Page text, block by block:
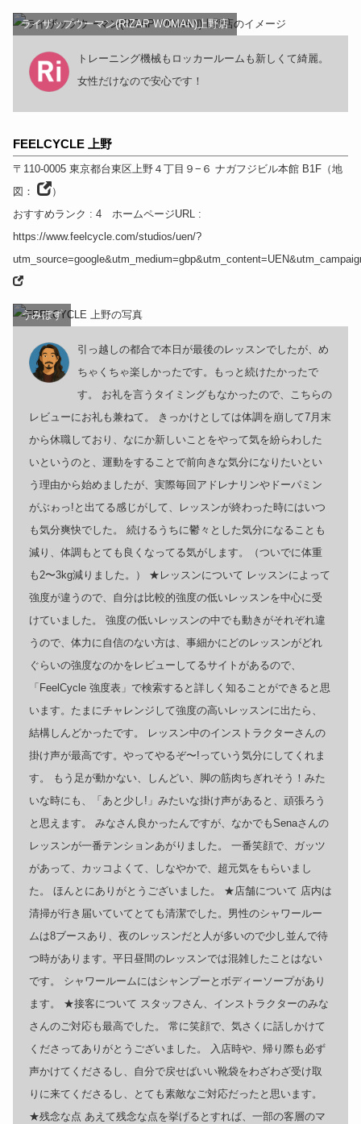
ライザップウーマン(RIZAP WOMAN)上野店
トレーニング機械もロッカールームも新しくて綺麗。
女性だけなので安心です！
FEELCYCLE 上野
〒110-0005 東京都台東区上野４丁目９−６ ナガフジビル本館 B1F（地
図：
）
おすすめランク : 4 ホームページURL:
https://www.feelcycle.com/studios/uen/?
うみぼず
引っ越しの都合で本日が最後のレッスンでしたが、め
ちゃくちゃ楽しかったです。もっと続けたかったで
す。 お礼を言うタイミングもなかったので、こちらの
レビューにお礼も兼ねて。 きっかけとしては体調を崩して7月末
から休職しており、なにか新しいことをやって気を紛らわした
いというのと、運動をすることで前向きな気分になりたいとい
う理由から始めましたが、実際毎回アドレナリンやドーパミン
がぶゎっ!と出てる感じがして、レッスンが終わった時にはいつ
も気分爽快でした。 続けるうちに鬱々とした気分になることも
減り、体調もとても良くなってる気がします。（ついでに体重
も2〜3kg減りました。） ★レッスンについて レッスンによって
強度が違うので、自分は比較的強度の低いレッスンを中心に受
けていました。 強度の低いレッスンの中でも動きがそれぞれ違
うので、体力に自信のない方は、事細かにどのレッスンがどれ
ぐらいの強度なのかをレビューしてるサイトがあるので、
「FeelCycle 強度表」で検索すると詳しく知ることができると思
います。たまにチャレンジして強度の高いレッスンに出たら、
結構しんどかったです。 レッスン中のインストラクターさんの
掛け声が最高です。やってやるぞ〜!っていう気分にしてくれま
す。 もう足が動かない、しんどい、脚の筋肉ちぎれそう！みた
いな時にも、「あと少し!」みたいな掛け声があると、頑張ろう
と思えます。 みなさん良かったんですが、なかでもSenaさんの
レッスンが一番テンションあがりました。 一番笑顔で、ガッツ
があって、カッコよくて、しなやかで、超元気をもらいまし
た。 ほんとにありがとうございました。 ★店舗について 店内は
清掃が行き届いていてとても清潔でした。男性のシャワールー
ムは8ブースあり、夜のレッスンだと人が多いので少し並んで待
つ時があります。平日昼間のレッスンでは混雑したことはない
です。 シャワールームにはシャンプーとボディーソープがあり
ます。 ★接客について スタッフさん、インストラクターのみな
さんのご対応も最高でした。 常に笑顔で、気さくに話しかけて
くださってありがとうございました。 入店時や、帰り際も必ず
声かけてくださるし、自分で戻せばいい靴袋をわざわざ受け取
りに来てくださるし、とても素敵なご対応だったと思います。
★残念な点 あえて残念な点を挙げるとすれば、一部の客層のマ